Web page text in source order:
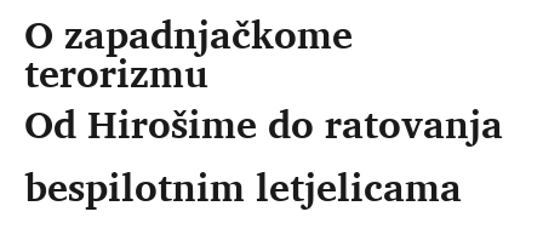
O zapadnjačkome
terorizmu
Od Hirošime do ratovanja
bespilotnim letjelicama